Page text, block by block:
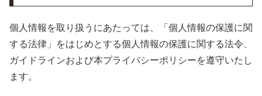
個人情報を取り扱うにあたっては、「個人情報の保護に関
する法律」をはじめとする個人情報の保護に関する法令、
ガイドラインおよび本プライバシーポリシーを遵守いたし
ます。